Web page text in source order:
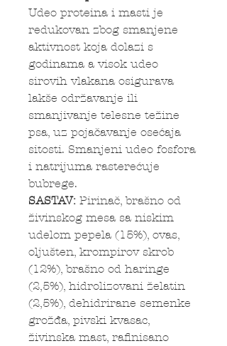
Udeo proteina i masti je
redukovan zbog smanjene
aktivnost koja dolazi s
godinama a visok udeo
sirovih vlakana osigurava
lakše održavanje ili
smanjivanje telesne težine
psa, uz pojačavanje osećaja
sitosti. Smanjeni udeo fosfora
i natrijuma rasterećuje
bubrege.
SASTAV: Pirinač, brašno od
živinskog mesa sa niskim
udelom pepela (15%), ovas,
oljušten, krompirov skrob
(12%), brašno od haringe
(2,5%), hidrolizovani želatin
(2,5%), dehidrirane semenke
grožđa, pivski kvasac,
živinska mast, rafinisano